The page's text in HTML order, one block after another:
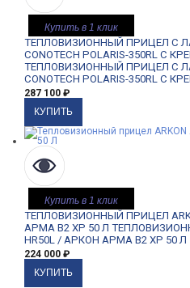
Купить в 1 клик
ТЕПЛОВИЗИОННЫЙ ПРИЦЕЛ С
CONOTECH POLARIS-350RL С
ТЕПЛОВИЗИОННЫЙ ПРИЦЕЛ С
CONOTECH POLARIS-350RL С
287 100 ₽
Купить в 1 клик
ТЕПЛОВИЗИОННЫЙ ПРИЦЕЛ
АРМА В2 ХР 50 Л
HR50L / АРКОН АРМА В2 ХР 50 Л
224 000 ₽